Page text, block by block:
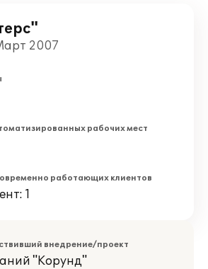
2007
рабочих мест
работающих клиентов
1
внедрение/проект
"Корунд"